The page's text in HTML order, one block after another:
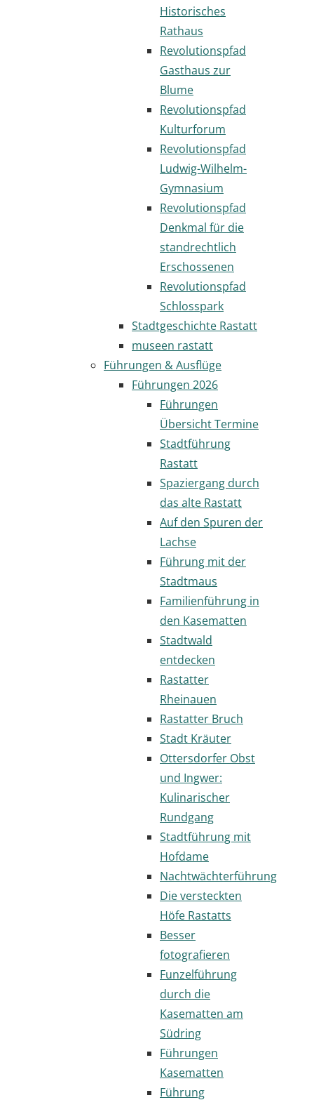
Historisches
Rathaus
Revolutionspfad
Gasthaus zur
Blume
Revolutionspfad
Kulturforum
Revolutionspfad
Ludwig-Wilhelm-
Gymnasium
Revolutionspfad
Denkmal für die
standrechtlich
Erschossenen
Revolutionspfad
Schlosspark
Stadtgeschichte Rastatt
museen rastatt
Führungen & Ausflüge
Führungen 2026
Führungen
Übersicht Termine
Stadtführung
Rastatt
Spaziergang durch
das alte Rastatt
Auf den Spuren der
Lachse
Führung mit der
Stadtmaus
Familienführung in
den Kasematten
Stadtwald
entdecken
Rastatter
Rheinauen
Rastatter Bruch
Stadt Kräuter
Ottersdorfer Obst
und Ingwer:
Kulinarischer
Rundgang
Stadtführung mit
Hofdame
Nachtwächterführung
Die versteckten
Höfe Rastatts
Besser
fotografieren
Funzelführung
durch die
Kasematten am
Südring
Führungen
Kasematten
Führung